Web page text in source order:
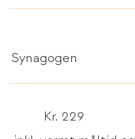
Synagogen
Kr. 229